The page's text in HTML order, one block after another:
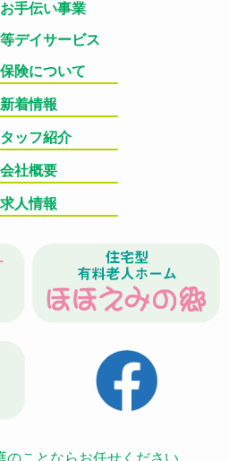
手伝い事業
デイサービス
険について
新着情報
ッフ紹介
会社概要
求人情報
ことならお任せください。